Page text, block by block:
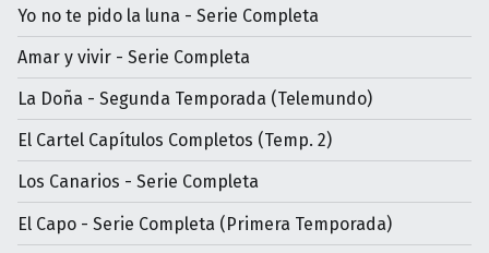
Yo no te pido la luna - Serie Completa
Amar y vivir - Serie Completa
La Doña - Segunda Temporada (Telemundo)
El Cartel Capítulos Completos (Temp. 2)
Los Canarios - Serie Completa
El Capo - Serie Completa (Primera Temporada)